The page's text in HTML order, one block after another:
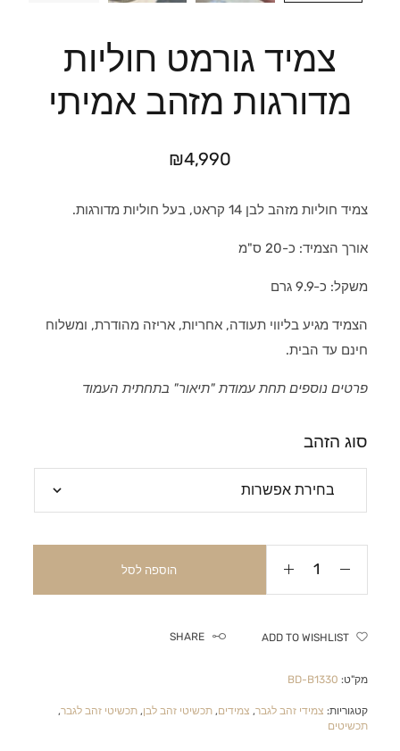
צמיד גורמט חוליות
מדורגות מזהב אמיתי
₪4,990
צמיד חוליות מזהב לבן 14 קראט, בעל חוליות מדורגות.
אורך הצמיד: כ-20 ס"מ
משקל: כ-9.9 גרם
הצמיד מגיע בליווי תעודה, אחריות, אריזה מהודרת, ומשלוח
חינם עד הבית.
פרטים נוספים תחת עמודת "תיאור" בתחתית העמוד
סוג הזהב
הוספה לסל
ADD TO WISHLIST
SHARE
מק"ט: BD-B1330
קטגוריות: צמידי זהב לגבר, צמידים,תכשיטי זהב לבן,תכשיטי זהב לגבר,
תכשיטים